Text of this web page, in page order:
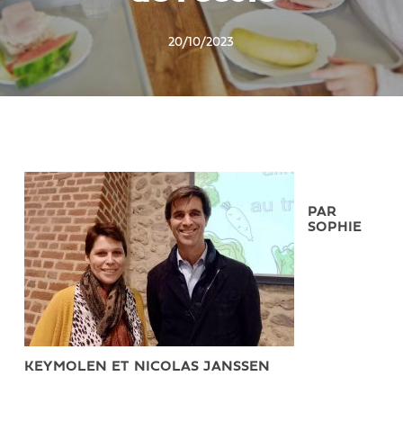
20/10/2023
PAR
SOPHIE
KEYMOLEN ET NICOLAS JANSSEN